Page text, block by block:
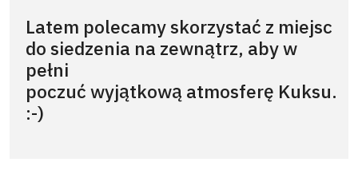
Latem polecamy skorzystać z miejsc
do siedzenia na zewnątrz, aby w
pełni
poczuć wyjątkową atmosferę Kuksu.
:-)